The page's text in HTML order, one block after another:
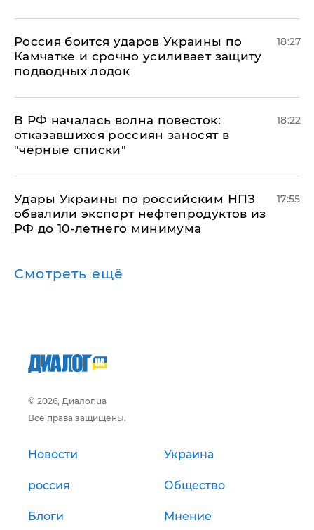
Россия боится ударов Украины по
Камчатке и срочно усиливает защиту
подводных лодок
18:27
​В РФ началась волна повесток:
отказавшихся россиян заносят в
"черные списки"
18:22
Удары Украины по российским НПЗ
обвалили экспорт нефтепродуктов из
РФ до 10-летнего минимума
17:55
Смотреть ещё
© 2026, Диалог.ua
Все права защищены.
Новости Украина
россия Общество
Блоги Мнение